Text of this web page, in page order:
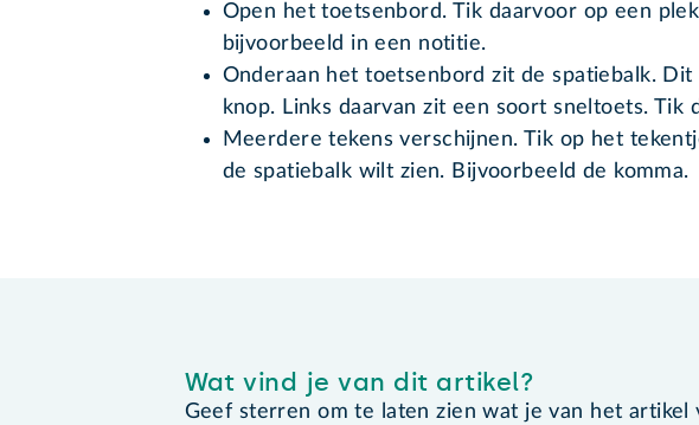
Open het toetsenbord. Tik daarvoor op een
bijvoorbeeld in een notitie.
Onderaan het toetsenbord zit de spatiebalk. Dit
knop. Links daarvan zit een soort sneltoets. Tik
Meerdere tekens verschijnen. Tik op het
de spatiebalk wilt zien. Bijvoorbeeld de komma.
Wat vind je van dit artikel?
Geef sterren om te laten zien wat je van het